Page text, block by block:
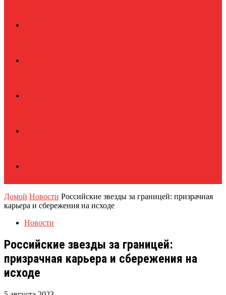
Домой Новости Российские звезды за границей: призрачная
карьера и сбережения на исходе
Новости
Российские звезды за границей:
призрачная карьера и сбережения на
исходе